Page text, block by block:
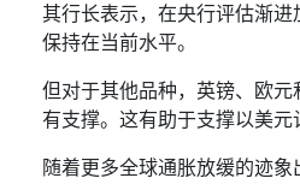
其行长表示，在央行评估渐
保持在当前水平。
但对于其他品种，英镑、欧
有支撑。这有助于支撑以美元
随着更多全球通胀放缓的迹